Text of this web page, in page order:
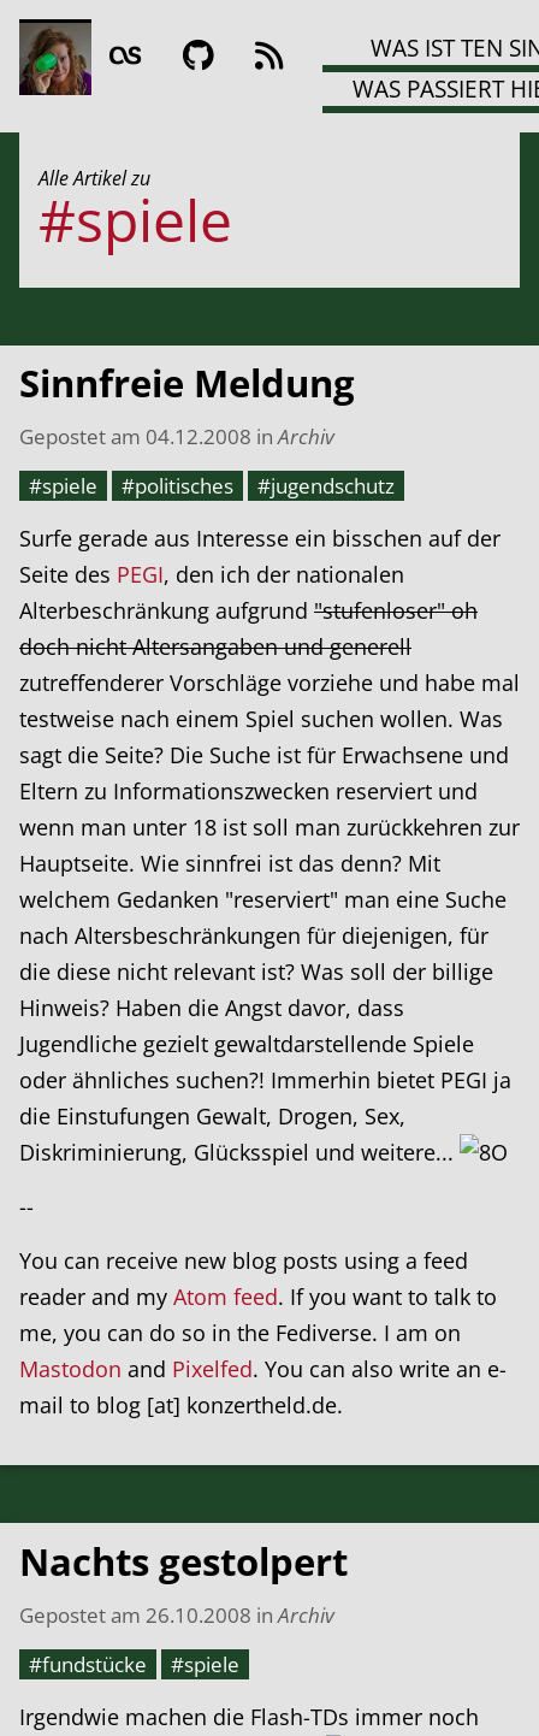
WAS IST TEN
WAS PASSIERT
Alle Artikel zu
#spiele
Sinnfreie Meldung
Gepostet am 04.12.2008 inArchiv
#spiele
#politisches
#jugendschutz
Surfe gerade aus Interesse ein bisschen auf der
Seite des PEGI, den ich der nationalen
Alterbeschränkung aufgrund "stufenloser" oh
doch nicht Altersangaben und generell
zutreffenderer Vorschläge vorziehe und habe mal
testweise nach einem Spiel suchen wollen. Was
sagt die Seite? Die Suche ist für Erwachsene und
Eltern zu Informationszwecken reserviert und
wenn man unter 18 ist soll man zurückkehren zur
Hauptseite. Wie sinnfrei ist das denn? Mit
welchem Gedanken "reserviert" man eine Suche
nach Altersbeschränkungen für diejenigen, für
die diese nicht relevant ist? Was soll der billige
Hinweis? Haben die Angst davor, dass
Jugendliche gezielt gewaltdarstellende Spiele
oder ähnliches suchen?! Immerhin bietet PEGI ja
die Einstufungen Gewalt, Drogen, Sex,
Diskriminierung, Glücksspiel und weitere...
--
You can receive new blog posts using a feed
reader and my Atom feed. If you want to talk to
me, you can do so in the Fediverse. I am on
Mastodon and Pixelfed. You can also write an e-
mail to blog [at] konzertheld.de.
Nachts gestolpert
Gepostet am 26.10.2008 in Archiv
#fundstücke
#spiele
Irgendwie machen die Flash-TDs immer noch